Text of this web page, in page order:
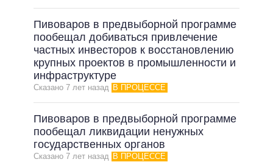
Пивоваров в предвыборной программе
пообещал добиваться привлечение
частных инвесторов к восстановлению
крупных проектов в промышленности и
инфраструктуре
Сказано 7 лет назад В ПРОЦЕССЕ
Пивоваров в предвыборной программе
пообещал ликвидации ненужных
государственных органов
Сказано 7 лет назад В ПРОЦЕССЕ